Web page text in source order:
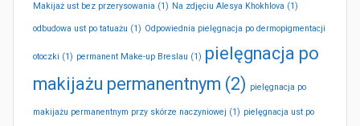
Makijaż ust bez przerysowania (1) Na zdjęciu Alesya Khokhlova (1)
odbudowa ust po tatuażu (1) Odpowiednia pielęgnacja po dermopigmentacji
otoczki (1) permanent Make-up Breslau (1) pielęgnacja po
makijażu permanentnym (2) pielęgnacja po
makijażu permanentnym przy skórze naczyniowej (1) pielęgnacja ust po